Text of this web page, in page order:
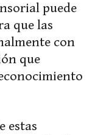
puede
que las
con
que
estas